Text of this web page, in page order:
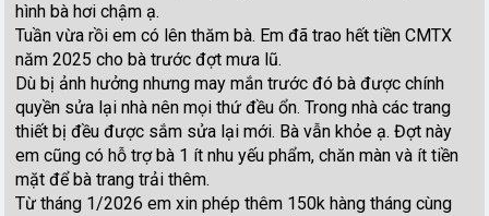
hình bà hơi chậm ạ.
Tuần vừa rồi em có lên thăm bà. Em đã trao hết tiền CMTX
năm 2025 cho bà trước đợt mưa lũ.
Dù bị ảnh hưởng nhưng may mắn trước đó bà được chính
quyền sửa lại nhà nên mọi thứ đều ổn. Trong nhà các trang
thiết bị đều được sắm sửa lại mới. Bà vẫn khỏe ạ. Đợt này
em cũng có hỗ trợ bà 1 ít nhu yếu phẩm, chăn màn và ít tiền
mặt để bà trang trải thêm.
Từ tháng 1/2026 em xin phép thêm 150k hàng tháng cùng